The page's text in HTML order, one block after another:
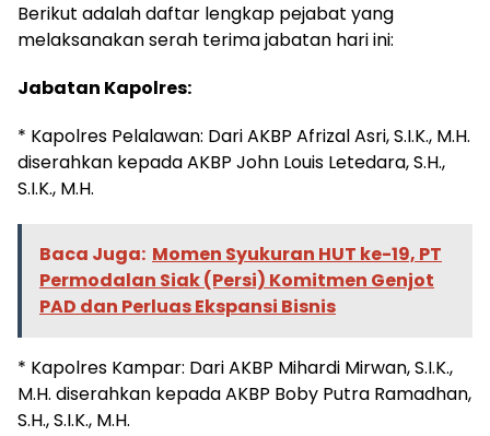
Berikut adalah daftar lengkap pejabat yang
melaksanakan serah terima jabatan hari ini:
Jabatan Kapolres:
* Kapolres Pelalawan: Dari AKBP Afrizal Asri, S.I.K., M.H.
diserahkan kepada AKBP John Louis Letedara, S.H.,
S.I.K., M.H.
Baca Juga: Momen Syukuran HUT ke-19, PT
Permodalan Siak (Persi) Komitmen Genjot
PAD dan Perluas Ekspansi Bisnis
* Kapolres Kampar: Dari AKBP Mihardi Mirwan, S.I.K.,
M.H. diserahkan kepada AKBP Boby Putra Ramadhan,
S.H., S.I.K., M.H.